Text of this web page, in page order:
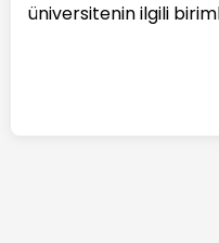
üniversitenin ilgili